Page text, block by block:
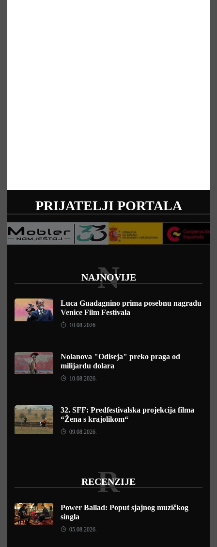
PRIJATELJI PORTALA
NAJNOVIJE
N
Luca Guadagnino prima posebnu nagradu
Venice Film Festivala
10.08.2026.
Nolanova "Odiseja" preko praga od
milijardu dolara
10.08.2026.
32. SFF: Predfestivalska projekcija filma
“Žena s krajolikom“
09.08.2026.
RECENZIJE
R
Power Ballad: Poput sjajnog muzičkog
singla
05.08.2026.